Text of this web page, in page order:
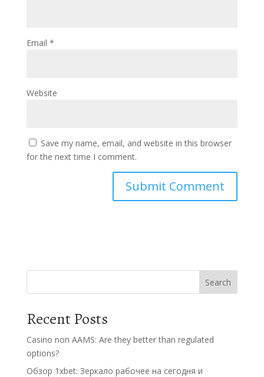
Email *
Website
Save my name, email, and website in this browser
for the next time I comment.
Search
Recent Posts
Casino non AAMS: Are they better than regulated
options?
Обзор 1xbet: Зеркало рабочее на сегодня и